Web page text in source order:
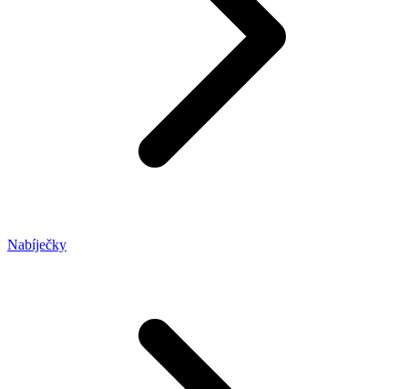
Nabíječky